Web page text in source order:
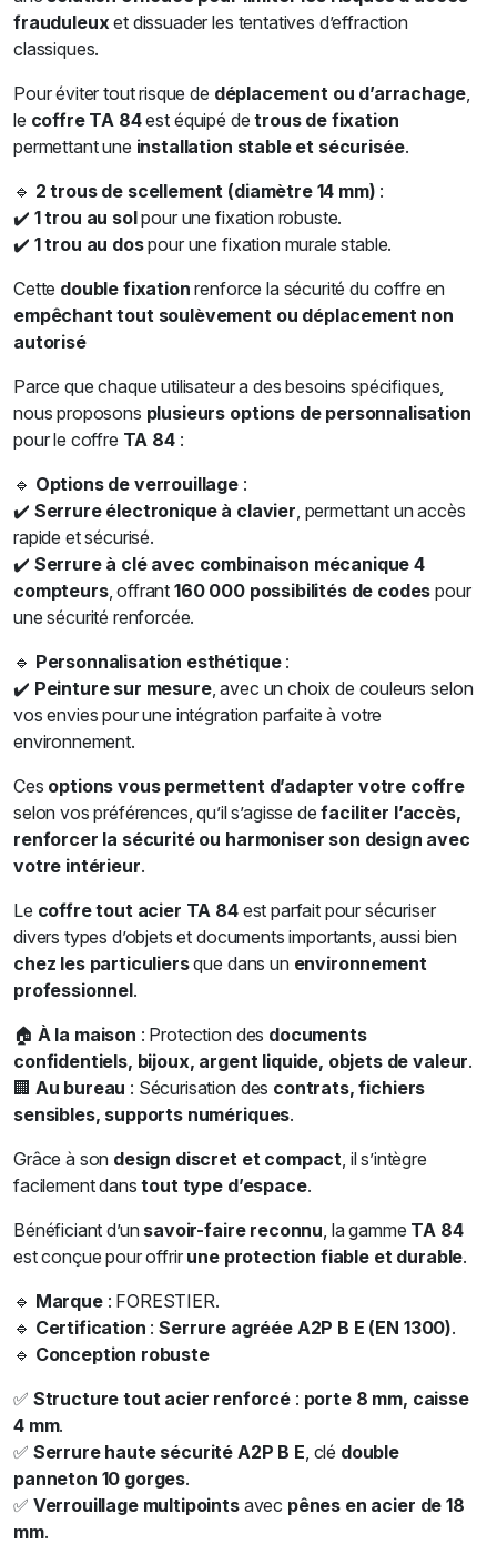
frauduleux et dissuader les tentatives d’effraction
classiques.
Pour éviter tout risque de déplacement ou d’arrachage,
le coffre TA 84est équipé detrous de fixation
permettant une installation stable et sécurisée.
🔹 2 trous de scellement (diamètre 14 mm) :
✔️ 1 trou au solpour une fixation robuste.
✔️ 1 trou au dospour une fixation murale stable.
Cette double fixation renforce la sécurité du coffre en
empêchant tout soulèvement ou déplacement non
autorisé
Parce que chaque utilisateur a des besoins spécifiques,
nous proposons plusieurs options de personnalisation
pour le coffre TA 84:
🔹 Options de verrouillage :
✔️ Serrure électronique à clavier , permettant un accès
rapide et sécurisé.
✔️ Serrure à clé avec combinaison mécanique 4
compteurs, offrant 160 000 possibilités de codes pour
une sécurité renforcée.
🔹 Personnalisation esthétique:
✔️ Peinture sur mesure, avec un choix de couleurs selon
vos envies pour une intégration parfaite à votre
environnement.
Ces options vous permettent d’adapter votre coffre
selon vos préférences, qu’il s’agisse defaciliter l’accès,
renforcer la sécurité ou harmoniser son design avec
votre intérieur.
Le coffre tout acier TA 84est parfait pour sécuriser
divers types d’objets et documents importants, aussi bien
chez les particuliersque dans un environnement
professionnel.
🏠 À la maison : Protection des documents
confidentiels, bijoux, argent liquide, objets de valeur.
🏢 Au bureau : Sécurisation des contrats, fichiers
sensibles, supports numériques.
Grâce à son design discret et compact , il s’intègre
facilement danstout type d’espace.
Bénéficiant d’un savoir-faire reconnu , la gamme TA 84
est conçue pour offrir une protection fiable et durable.
🔹 Marque: FORESTIER.
🔹 Certification :Serrure agréée A2P B E (EN 1300).
🔹 Conception robuste
✅ Structure tout acier renforcé : porte 8 mm, caisse
4 mm.
✅ Serrure haute sécurité A2P B E , clé double
panneton 10 gorges.
✅ Verrouillage multipointsavec pênes en acier de 18
mm.